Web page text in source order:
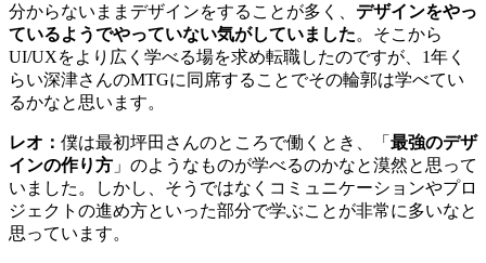
分からないままデザインをすることが多く、 デザインをやっ
ているようでやっていない気がしていました。そこから
UI/UXをより広く学べる場を求め転職したのですが、1年く
らい深津さんのMTGに同席することでその輪郭は学べてい
るかなと思います。
レオ： 僕は最初坪田さんのところで働くとき、「 最強のデザ
インの作り方 」のようなものが学べるのかなと漠然と思って
いました。しかし、そうではなくコミュニケーションやプロ
ジェクトの進め方といった部分で学ぶことが非常に多いなと
思っています。